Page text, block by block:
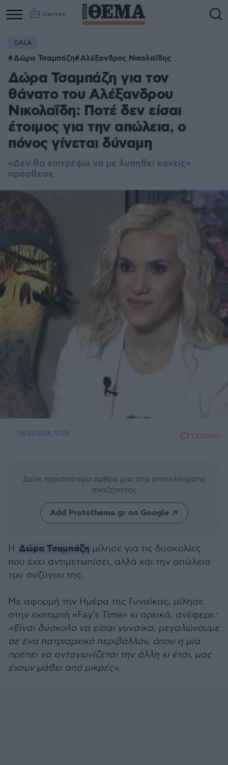
Games
GALA
Δώρα Τσαμπάζη Αλέξανδρος Νικολαΐδης
Δώρα Τσαμπάζη για τον
θάνατο του Αλέξανδρου
Νικολαΐδη: Ποτέ δεν είσαι
έτοιμος για την απώλεια, ο
πόνος γίνεται δύναμη
«Δεν θα επιτρέψω να με λυπηθεί κανείς»
πρόσθεσε
08.03.2024, 17:20 1 ΣΧΟΛΙΟ
Δείτε περισσότερα άρθρα μας στα αποτελέσματα
αναζήτησης
Add Protothema.gr on Google
Η Δώρα Τσαμπάζη μίλησε για τις δυσκολίες
που έχει αντιμετωπίσει, αλλά και την απώλεια
του συζύγου της.
Με αφορμή την Ημέρα της Γυναίκας, μίλησε
στην εκπομπή «Fay's Time» κι αρχικά, ανέφερε:
«Είναι δύσκολο να είσαι γυναίκα, μεγαλώνουμε
σε ένα πατριαρχικό περιβάλλον, όπου η μία
πρέπει να ανταγωνίζεται την άλλη κι έτσι, μας
έχουν μάθει από μικρές».